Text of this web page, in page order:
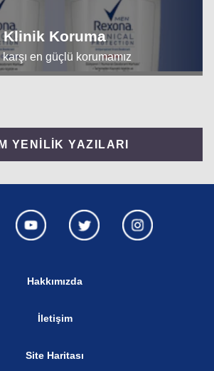
Klinik Koruma
karşı en güçlü korumamız
YENİLİK YAZILARI
Hakkımızda
İletişim
Site Haritası